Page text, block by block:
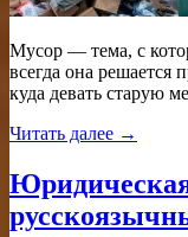
Мусор — тема, с
всегда она решается
куда девать старую
Читать далее →